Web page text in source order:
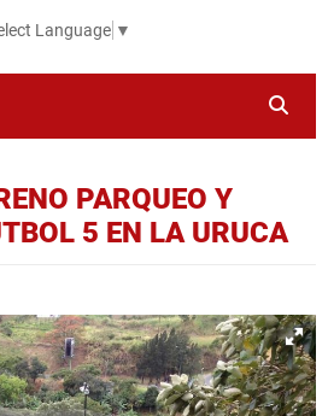
Language ▼
PARQUEO Y
5 EN LA URUCA